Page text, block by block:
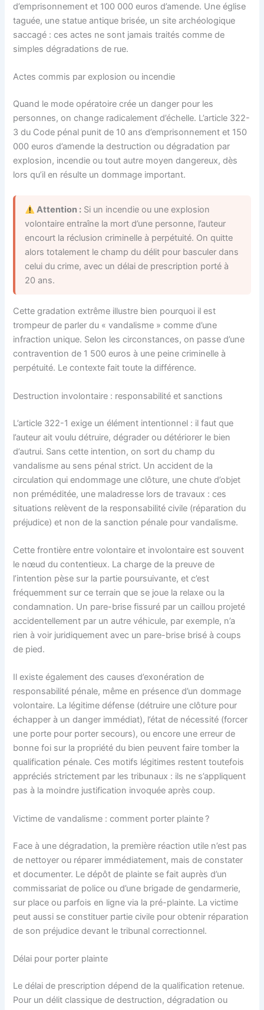
d’emprisonnement et 100 000 euros d’amende. Une église
taguée, une statue antique brisée, un site archéologique
saccagé : ces actes ne sont jamais traités comme de
simples dégradations de rue.
Actes commis par explosion ou incendie
Quand le mode opératoire crée un danger pour les
personnes, on change radicalement d’échelle. L’article 322-
3 du Code pénal punit de 10 ans d’emprisonnement et 150
000 euros d’amende la destruction ou dégradation par
explosion, incendie ou tout autre moyen dangereux, dès
lors qu’il en résulte un dommage important.
Attention : Si un incendie ou une explosion
volontaire entraîne la mort d’une personne, l’auteur
encourt la réclusion criminelle à perpétuité. On quitte
alors totalement le champ du délit pour basculer dans
celui du crime, avec un délai de prescription porté à
20 ans.
Cette gradation extrême illustre bien pourquoi il est
trompeur de parler du « vandalisme » comme d’une
infraction unique. Selon les circonstances, on passe d’une
contravention de 1 500 euros à une peine criminelle à
perpétuité. Le contexte fait toute la différence.
Destruction involontaire : responsabilité et sanctions
L’article 322-1 exige un élément intentionnel : il faut que
l’auteur ait voulu détruire, dégrader ou détériorer le bien
d’autrui. Sans cette intention, on sort du champ du
vandalisme au sens pénal strict. Un accident de la
circulation qui endommage une clôture, une chute d’objet
non préméditée, une maladresse lors de travaux : ces
situations relèvent de la responsabilité civile (réparation du
préjudice) et non de la sanction pénale pour vandalisme.
Cette frontière entre volontaire et involontaire est souvent
le nœud du contentieux. La charge de la preuve de
l’intention pèse sur la partie poursuivante, et c’est
fréquemment sur ce terrain que se joue la relaxe ou la
condamnation. Un pare-brise fissuré par un caillou projeté
accidentellement par un autre véhicule, par exemple, n’a
rien à voir juridiquement avec un pare-brise brisé à coups
de pied.
Il existe également des causes d’exonération de
responsabilité pénale, même en présence d’un dommage
volontaire. La légitime défense (détruire une clôture pour
échapper à un danger immédiat), l’état de nécessité (forcer
une porte pour porter secours), ou encore une erreur de
bonne foi sur la propriété du bien peuvent faire tomber la
qualification pénale. Ces motifs légitimes restent toutefois
appréciés strictement par les tribunaux : ils ne s’appliquent
pas à la moindre justification invoquée après coup.
Victime de vandalisme : comment porter plainte ?
Face à une dégradation, la première réaction utile n’est pas
de nettoyer ou réparer immédiatement, mais de constater
et documenter. Le dépôt de plainte se fait auprès d’un
commissariat de police ou d’une brigade de gendarmerie,
sur place ou parfois en ligne via la pré-plainte. La victime
peut aussi se constituer partie civile pour obtenir réparation
de son préjudice devant le tribunal correctionnel.
Délai pour porter plainte
Le délai de prescription dépend de la qualification retenue.
Pour un délit classique de destruction, dégradation ou